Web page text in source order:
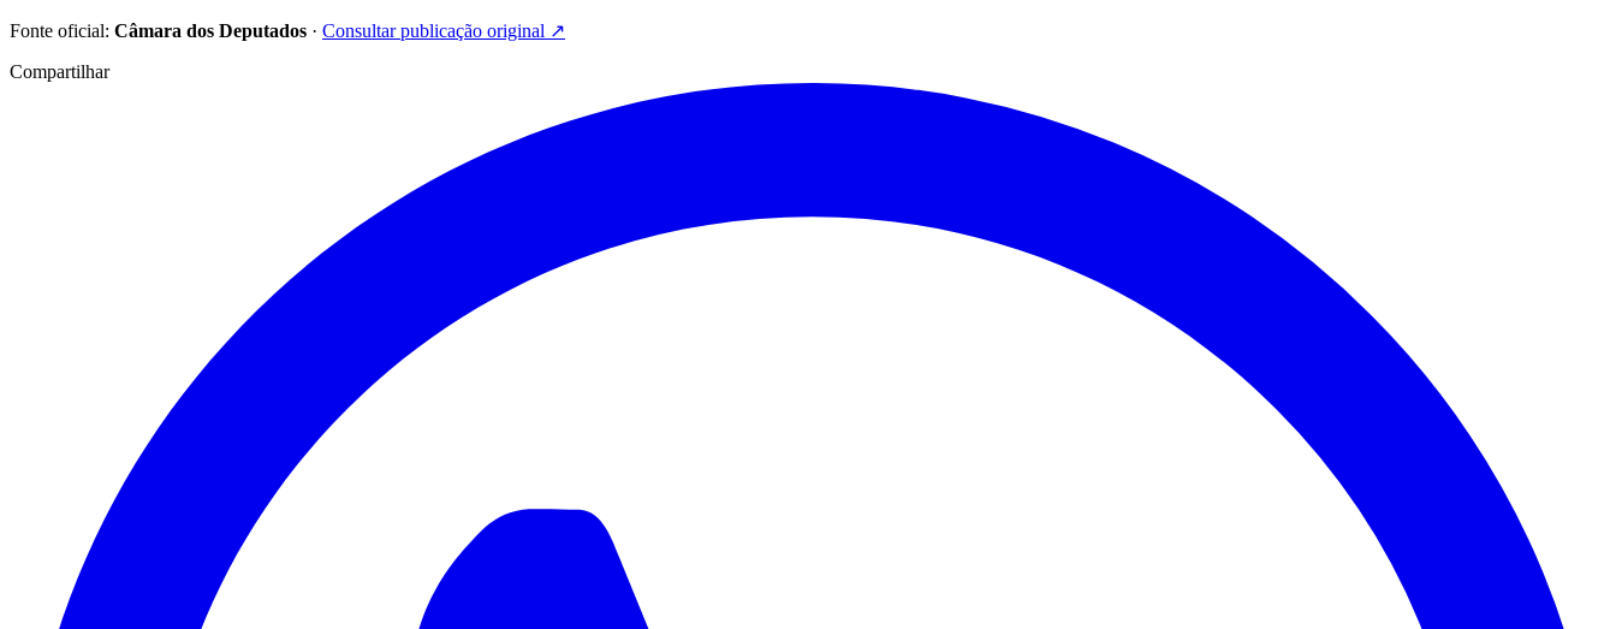
Fonte oficial: Câmara dos Deputados · Consultar publicação original ↗
Compartilhar